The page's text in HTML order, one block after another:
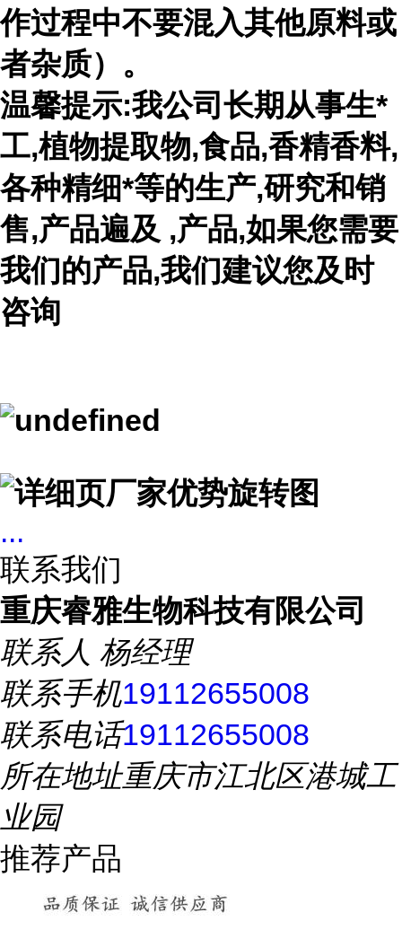
作过程中不要混入其他原料或
者杂质）。
温馨提示:我公司长期从事生*
工,植物提取物,食品,香精香料,
各种精细*等的生产,研究和销
售,产品遍及 ,产品,如果您需要
我们的产品,我们建议您及时
咨询
...
联系我们
重庆睿雅生物科技有限公司
联系人 杨经理
联系手机19112655008
联系电话19112655008
所在地址重庆市江北区港城工
业园
推荐产品